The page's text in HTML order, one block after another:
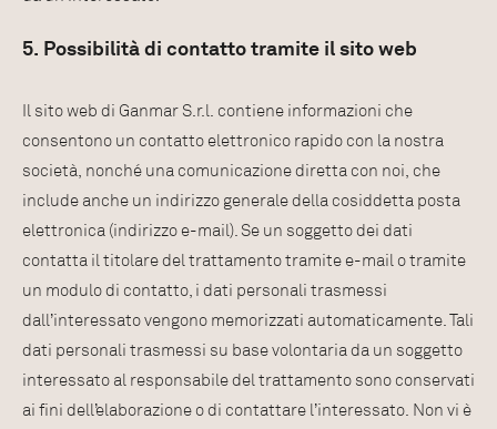
5. Possibilità di contatto tramite il sito web
Il sito web di Ganmar S.r.l. contiene informazioni che
consentono un contatto elettronico rapido con la nostra
società, nonché una comunicazione diretta con noi, che
include anche un indirizzo generale della cosiddetta posta
elettronica (indirizzo e-mail). Se un soggetto dei dati
contatta il titolare del trattamento tramite e-mail o tramite
un modulo di contatto, i dati personali trasmessi
dall’interessato vengono memorizzati automaticamente. Tali
dati personali trasmessi su base volontaria da un soggetto
interessato al responsabile del trattamento sono conservati
ai fini dell’elaborazione o di contattare l’interessato. Non vi è